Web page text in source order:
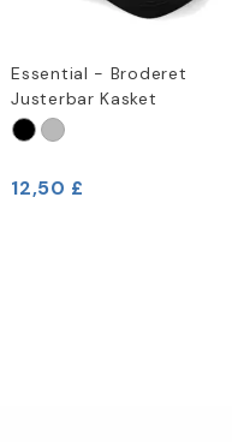
Essential - Broderet
Justerbar Kasket
12,50 £